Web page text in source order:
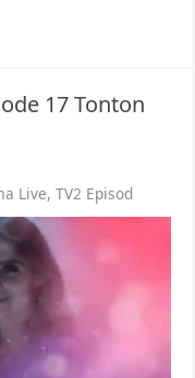
17 Tonton
Live,TV2 Episod